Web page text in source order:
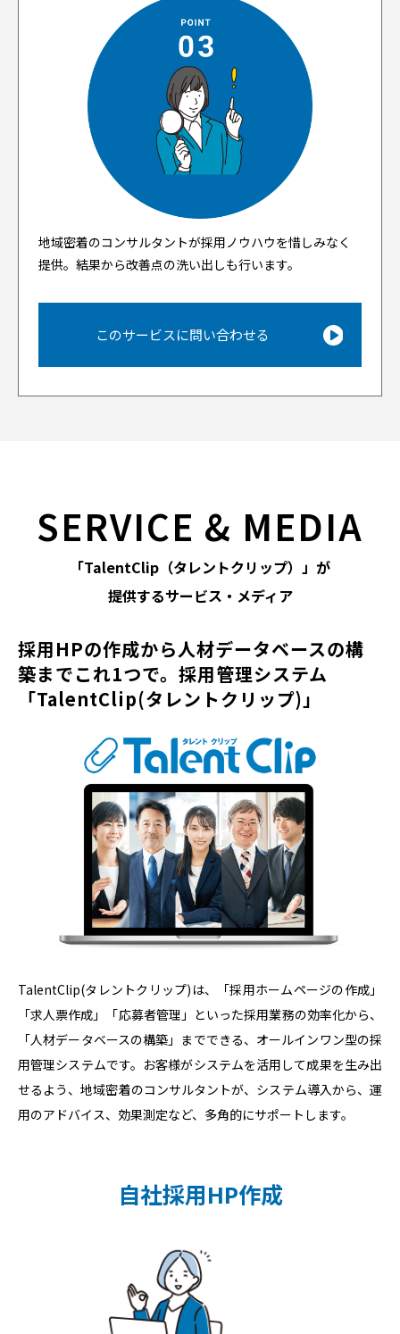
地域密着のコンサルタントが採用ノウハウを惜しみなく
提供。結果から改善点の洗い出しも行います。
このサービスに問い合わせる
SERVICE & MEDIA
「TalentClip（タレントクリップ）」が
提供するサービス・メディア
採用HPの作成から人材データベースの構
築までこれ1つで。 採用管理システム
「TalentClip(タレントクリップ)」
TalentClip(タレントクリップ)は、「採用ホームページの作成」
「求人票作成」「応募者管理」といった採用業務の効率化から、
「人材データベースの構築」までできる、オールインワン型の採
用管理システムです。お客様がシステムを活用して成果を生み出
せるよう、地域密着のコンサルタントが、システム導入から、運
用のアドバイス、効果測定など、多角的にサポートします。
自社採用HP作成